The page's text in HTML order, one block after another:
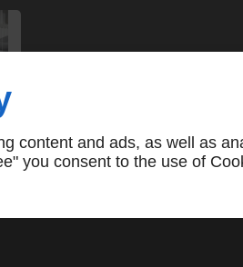
content and ads, as well as
you consent to the use of